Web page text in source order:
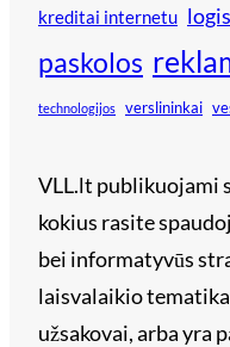
kreditai internetu
paskolos
technologijos verslininkai
VLL.lt publikuojami
kokius rasite
bei informatyvūs
laisvalaikio
užsakovai, arba yra